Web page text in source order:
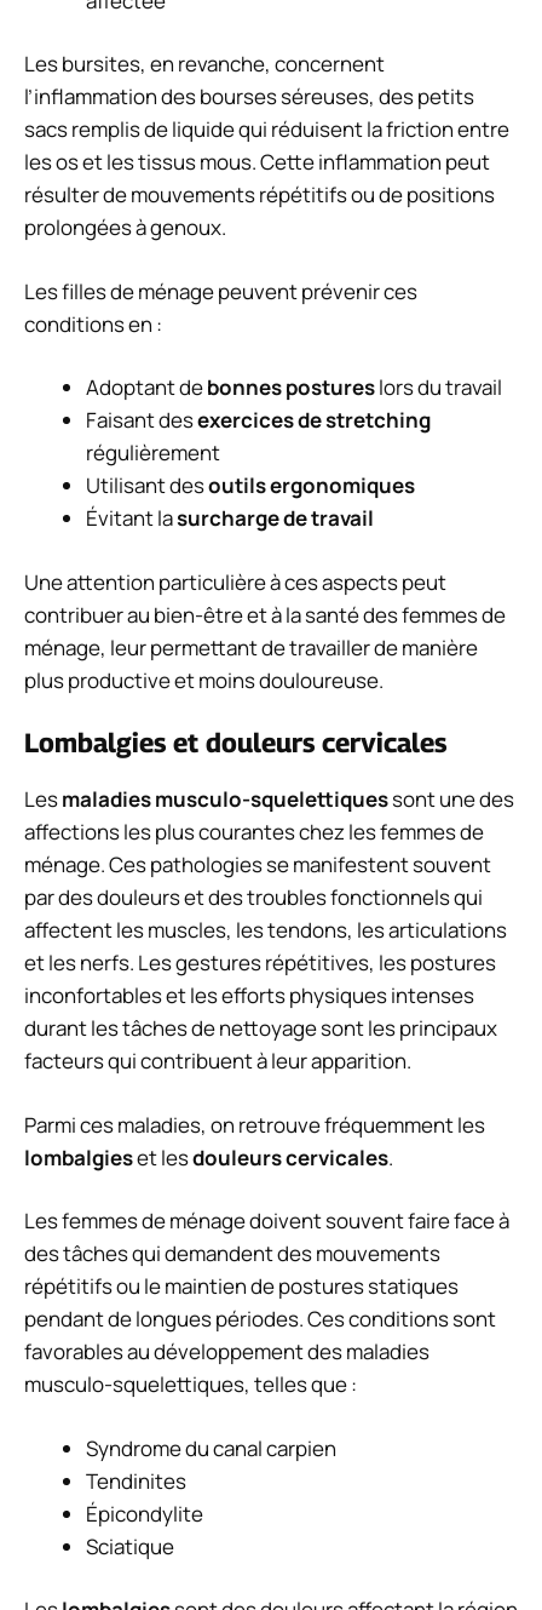
Les bursites, en revanche, concernent
l’inflammation des bourses séreuses, des petits
sacs remplis de liquide qui réduisent la friction entre
les os et les tissus mous. Cette inflammation peut
résulter de mouvements répétitifs ou de positions
prolongées à genoux.
Les filles de ménage peuvent prévenir ces
conditions en :
Adoptant debonnes postureslors du travail
Faisant desexercices de stretching
régulièrement
Utilisant desoutils ergonomiques
Évitant lasurcharge de travail
Une attention particulière à ces aspects peut
contribuer au bien-être et à la santé des femmes de
ménage, leur permettant de travailler de manière
plus productive et moins douloureuse.
Lombalgies et douleurs cervicales
Lesmaladies musculo-squelettiquessont une des
affections les plus courantes chez les femmes de
ménage. Ces pathologies se manifestent souvent
par des douleurs et des troubles fonctionnels qui
affectent les muscles, les tendons, les articulations
et les nerfs. Les gestures répétitives, les postures
inconfortables et les efforts physiques intenses
durant les tâches de nettoyage sont les principaux
facteurs qui contribuent à leur apparition.
Parmi ces maladies, on retrouve fréquemment les
lombalgieset lesdouleurs cervicales.
Les femmes de ménage doivent souvent faire face à
des tâches qui demandent des mouvements
répétitifs ou le maintien de postures statiques
pendant de longues périodes. Ces conditions sont
favorables au développement des maladies
musculo-squelettiques, telles que :
Syndrome du canal carpien
Tendinites
Épicondylite
Sciatique